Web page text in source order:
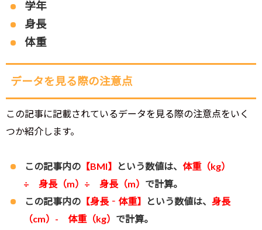
学年
身長
体重
データを見る際の注意点
この記事に記載されているデータを見る際の注意点をいく
つか紹介します。
この記事内の【BMI】 という数値は、 体重（kg）
÷ 身長（m）÷ 身長（m） で計算。
この記事内の【身長‐体重】 という数値は、 身長
（cm）- 体重（kg） で計算。